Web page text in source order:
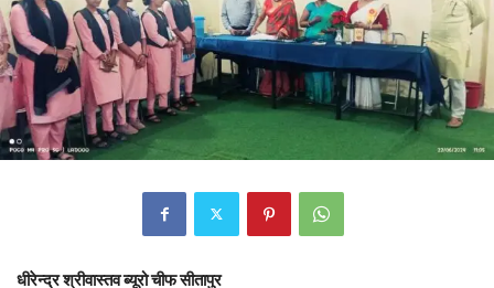
धीरेन्द्र श्रीवास्तव ब्यूरो चीफ सीतापुर